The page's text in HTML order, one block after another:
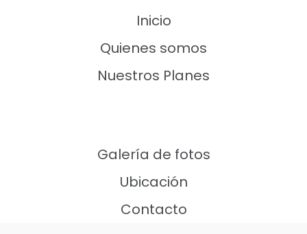
Inicio
Quienes somos
Nuestros Planes
Galería de fotos
Ubicación
Contacto